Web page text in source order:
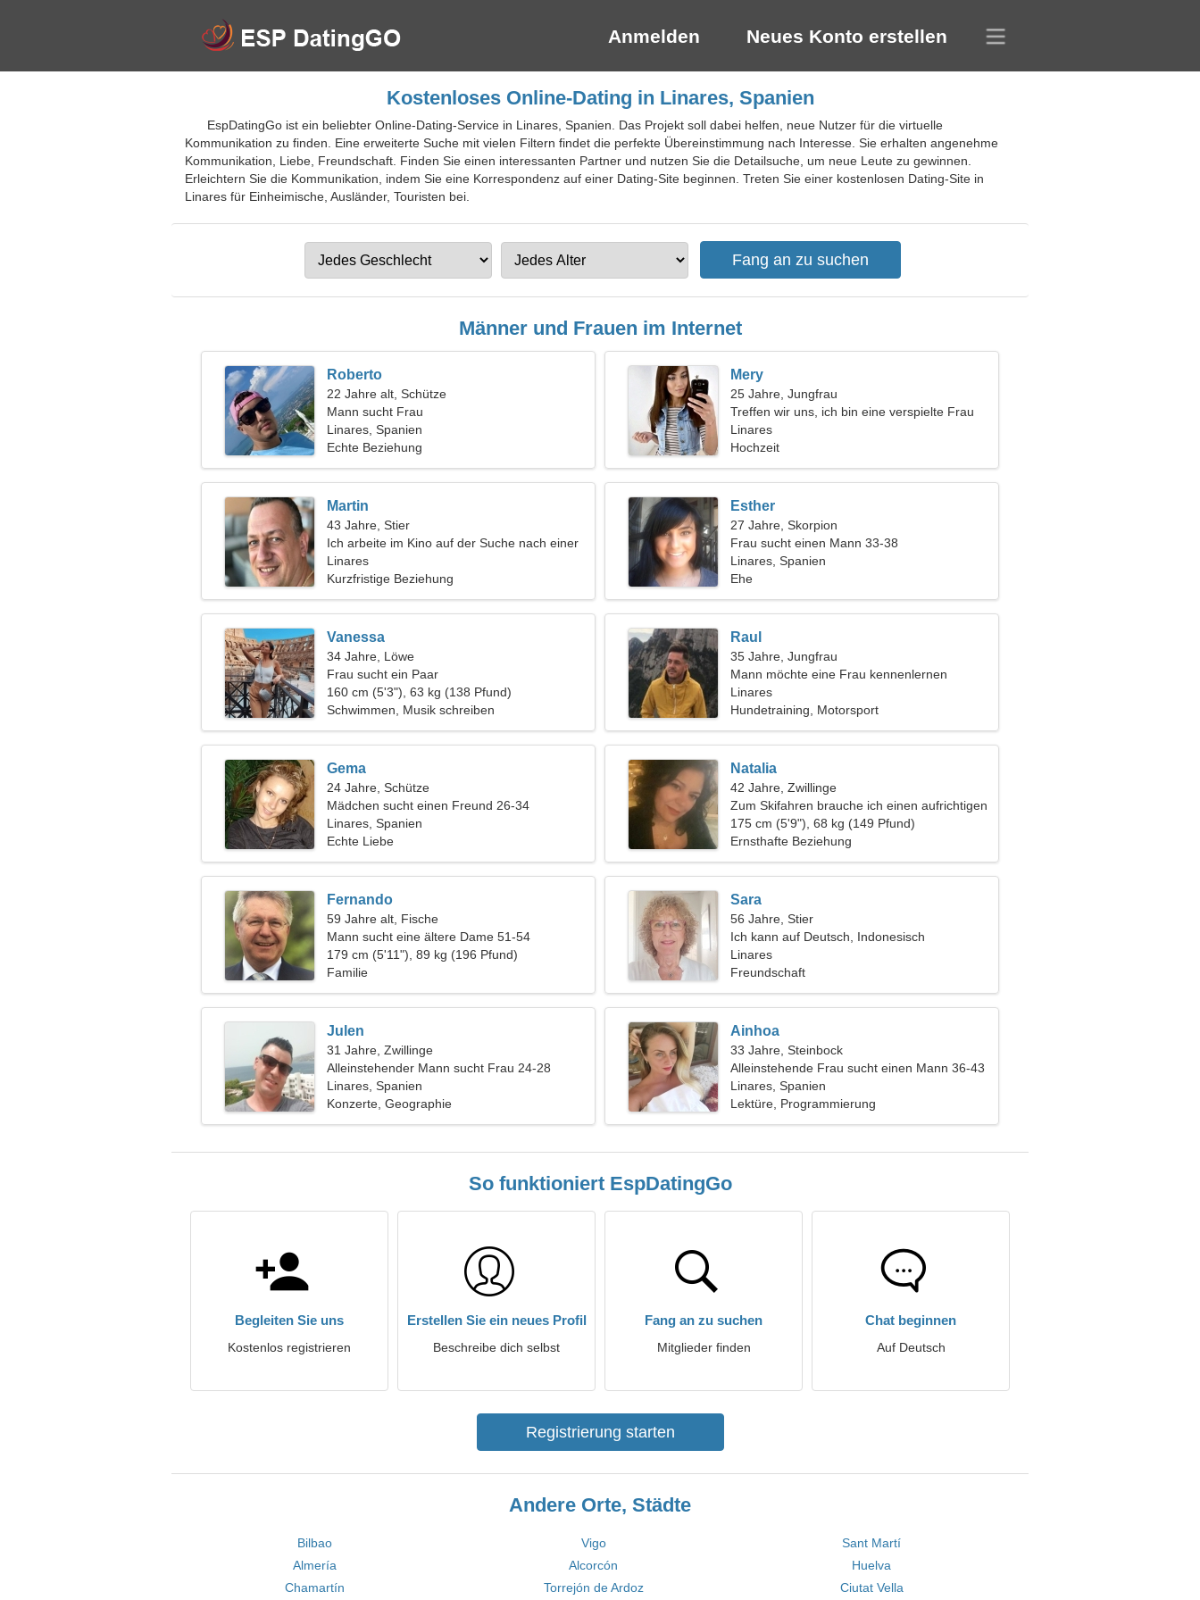
Anmelden Neues Konto erstellen
Kostenloses Online-Dating in Linares, Spanien
EspDatingGo ist ein beliebter Online-Dating-Service in Linares, Spanien. Das Projekt soll dabei helfen, neue Nutzer für die virtuelle
Kommunikation zu finden. Eine erweiterte Suche mit vielen Filtern findet die perfekte Übereinstimmung nach Interesse. Sie erhalten angenehme
Kommunikation, Liebe, Freundschaft. Finden Sie einen interessanten Partner und nutzen Sie die Detailsuche, um neue Leute zu gewinnen.
Erleichtern Sie die Kommunikation, indem Sie eine Korrespondenz auf einer Dating-Site beginnen. Treten Sie einer kostenlosen Dating-Site in
Linares für Einheimische, Ausländer, Touristen bei.
Männer und Frauen im Internet
Roberto
22 Jahre alt, Schütze
Mann sucht Frau
Linares, Spanien
Echte Beziehung
Mery
25 Jahre, Jungfrau
Treffen wir uns, ich bin eine verspielte Frau
Linares
Hochzeit
Martin
43 Jahre, Stier
Ich arbeite im Kino auf der Suche nach einer
romantischen Frau
Linares
Kurzfristige Beziehung
Esther
27 Jahre, Skorpion
Frau sucht einen Mann 33-38
Linares, Spanien
Ehe
Vanessa
34 Jahre, Löwe
Frau sucht ein Paar
160 cm (5'3"), 63 kg (138 Pfund)
Schwimmen, Musik schreiben
Raul
35 Jahre, Jungfrau
Mann möchte eine Frau kennenlernen
Linares
Hundetraining, Motorsport
Gema
24 Jahre, Schütze
Mädchen sucht einen Freund 26-34
Linares, Spanien
Echte Liebe
Natalia
42 Jahre, Zwillinge
Zum Skifahren brauche ich einen aufrichtigen
Freund
175 cm (5'9"), 68 kg (149 Pfund)
Ernsthafte Beziehung
Fernando
59 Jahre alt, Fische
Mann sucht eine ältere Dame 51-54
179 cm (5'11"), 89 kg (196 Pfund)
Familie
Sara
56 Jahre, Stier
Ich kann auf Deutsch, Indonesisch
kommunizieren
Linares
Freundschaft
Julen
31 Jahre, Zwillinge
Alleinstehender Mann sucht Frau 24-28
Linares, Spanien
Konzerte, Geographie
Ainhoa
33 Jahre, Steinbock
Alleinstehende Frau sucht einen Mann 36-43
Linares, Spanien
Lektüre, Programmierung
So funktioniert EspDatingGo
Begleiten Sie uns
Kostenlos registrieren
Erstellen Sie ein neues Profil
Beschreibe dich selbst
Fang an zu suchen
Mitglieder finden
Chat beginnen
Auf Deutsch
Registrierung starten
Andere Orte, Städte
Bilbao Vigo
Sant Martí
Almería
Alcorcón
Huelva
Chamartín
Torrejón de Ardoz Ciutat Vella